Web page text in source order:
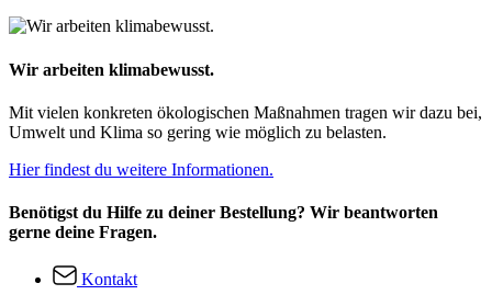
Wir arbeiten klimabewusst.
Mit vielen konkreten ökologischen Maßnahmen tragen wir dazu bei,
Umwelt und Klima so gering wie möglich zu belasten.
Hier findest du weitere Informationen.
Benötigst du Hilfe zu deiner Bestellung? Wir beantworten
gerne deine Fragen.
Kontakt